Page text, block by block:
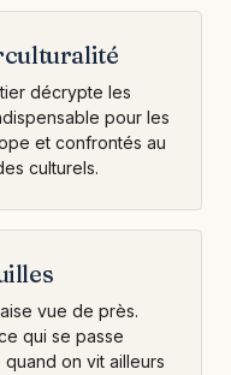
décrypte les
pour les
et confrontés au
culturels.
vue de près.
qui se passe
on vit ailleurs